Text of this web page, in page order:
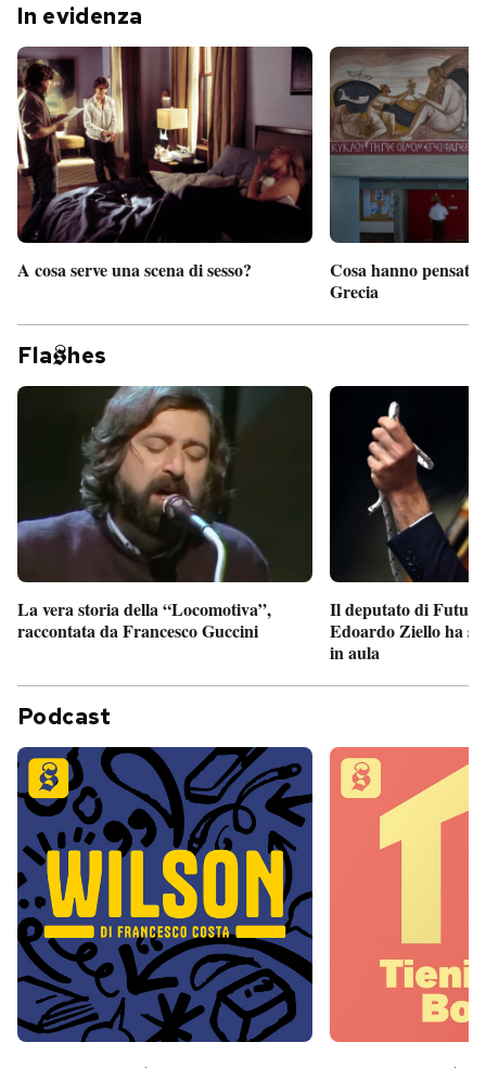
In evidenza
A cosa serve una scena di sesso?
Cosa hanno pensato
Grecia
Fla hes
La vera storia della “Locomotiva”,
raccontata da Francesco Guccini
Il deputato di
Edoardo Ziello ha
in aula
Podcast